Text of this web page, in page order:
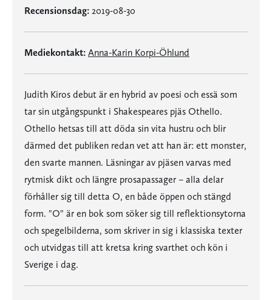
Recensionsdag: 2019-08-30
Mediekontakt: Anna-Karin Korpi-Öhlund
Judith Kiros debut är en hybrid av poesi och essä som
tar sin utgångspunkt i Shakespeares pjäs Othello.
Othello hetsas till att döda sin vita hustru och blir
därmed det publiken redan vet att han är: ett monster,
den svarte mannen. Läsningar av pjäsen varvas med
rytmisk dikt och längre prosapassager – alla delar
förhåller sig till detta O, en både öppen och stängd
form. "O" är en bok som söker sig till reflektionsytorna
och spegelbilderna, som skriver in sig i klassiska texter
och utvidgas till att kretsa kring svarthet och kön i
Sverige i dag.